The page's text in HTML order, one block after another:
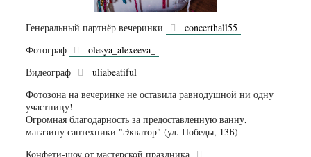
Генеральный партнёр вечеринки
concerthall55
Фотограф
olesya_alexeeva_
Видеограф
uliabeatiful
Фотозона на вечеринке не оставила равнодушной ни одну
участницу!
Огромная благодарность за предоставленную ванну,
магазину сантехники "Экватор" (ул. Победы, 13Б)
Конфети-шоу от мастерской праздника